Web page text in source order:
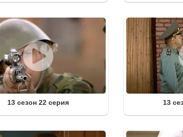
13 сезон 22 серия 13